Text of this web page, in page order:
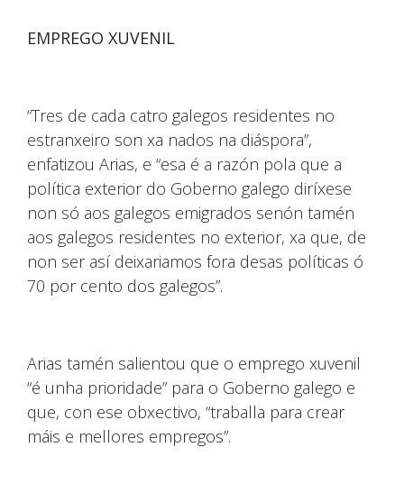
EMPREGO XUVENIL
“Tres de cada catro galegos residentes no
estranxeiro son xa nados na diáspora”,
enfatizou Arias, e “esa é a razón pola que a
política exterior do Goberno galego diríxese
non só aos galegos emigrados senón tamén
aos galegos residentes no exterior, xa que, de
non ser así deixariamos fora desas políticas ó
70 por cento dos galegos”.
Arias tamén salientou que o emprego xuvenil
“é unha prioridade” para o Goberno galego e
que, con ese obxectivo, “traballa para crear
máis e mellores empregos”.